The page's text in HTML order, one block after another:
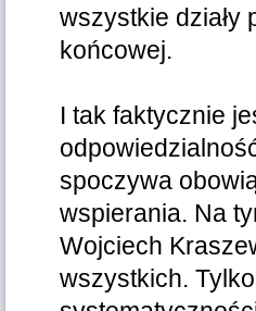
wszystkie działy
końcowej.
I tak faktycznie
spoczywa
wspierania. Na
Wojciech
wszystkich.